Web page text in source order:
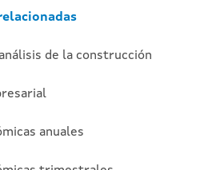
de la construcción
anuales